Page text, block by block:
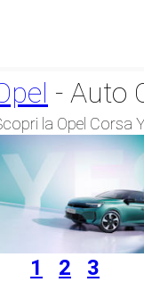
- Auto
la Opel Corsa
1 2 3